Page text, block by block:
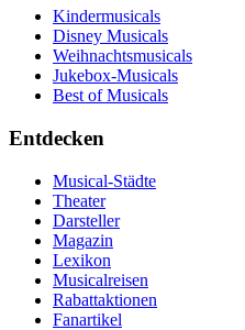
Kindermusicals
Disney Musicals
Weihnachtsmusicals
Jukebox-Musicals
Best of Musicals
Entdecken
Musical-Städte
Theater
Darsteller
Magazin
Lexikon
Musicalreisen
Rabattaktionen
Fanartikel